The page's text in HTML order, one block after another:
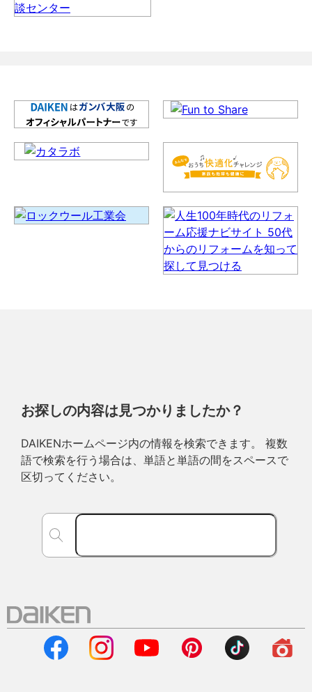
お探しの内容は見つかりましたか？
DAIKENホームページ内の情報を検索できます。 複数
語で検索を行う場合は、単語と単語の間をスペースで
区切ってください。